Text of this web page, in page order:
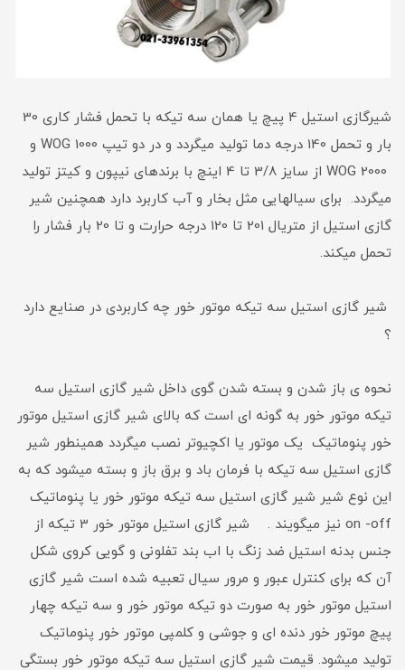
شیرگازی استیل 4 پیچ یا همان سه تیکه با تحمل فشار کاری 30
بار و تحمل 140 درجه دما تولید میگردد و در دو تیپ 1000 WOG و
2000 WOG از سایز 3/8 تا 4 اینچ با برندهای نیپون و کیتز تولید
میگردد. برای سیالهایی مثل بخار و آب کاربرد دارد همچنین شیر
گازی استیل از متریال 201 تا 120 درجه حرارت و تا 20 بار فشار را
تحمل میکند.
شیر گازی استیل سه تیکه موتور خور چه کاربردی در صنایع دارد
؟
نحوه ی باز شدن و بسته شدن گوی داخل شیر گازی استیل سه
تیکه موتور خور به گونه ای است که بالای شیر گازی استیل موتور
خور پنوماتیک یک موتور یا اکچیوتر نصب میگردد همینطور شیر
گازی استیل سه تیکه با فرمان باد و برق باز و بسته میشود که به
این نوع شیر شیر گازی استیل سه تیکه موتور خور یا پنوماتیک
on -off نیز میگویند . شیر گازی استیل موتور خور 3 تیکه از
جنس بدنه استیل ضد زنگ با اب بند تفلونی و گویی کروی شکل
آن که برای کنترل عبور و مرور سیال تعبیه شده است شیر گازی
استیل موتور خور به صورت دو تیکه موتور خور و سه تیکه چهار
پیچ موتور خور دنده ای و جوشی و کلمپی موتور خور پنوماتیک
تولید میشود. قیمت شیر گازی استیل سه تیکه موتور خور بستگی